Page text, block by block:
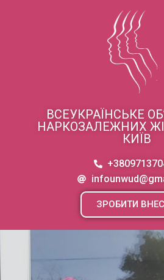
ВСЕУКРАЇНСЬКЕ
НАРКОЗАЛЕЖНИХ
КИЇВ
ЗРОБИТИ